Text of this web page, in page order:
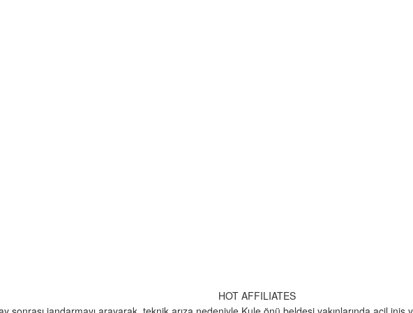
HOT AFFILIATES